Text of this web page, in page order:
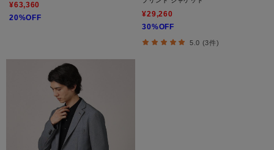
¥63,360
20%OFF
¥29,260
30%OFF
5.0 (3件)